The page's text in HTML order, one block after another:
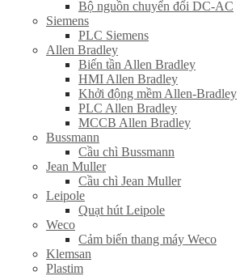
Bộ nguồn chuyển đổi DC-AC
Siemens
PLC Siemens
Allen Bradley
Biến tần Allen Bradley
HMI Allen Bradley
Khởi động mềm Allen-Bradley
PLC Allen Bradley
MCCB Allen Bradley
Bussmann
Cầu chì Bussmann
Jean Muller
Cầu chì Jean Muller
Leipole
Quạt hút Leipole
Weco
Cảm biến thang máy Weco
Klemsan
Plastim